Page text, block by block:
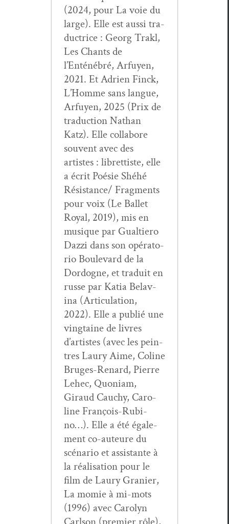
(2024, pour La voie du
large). Elle est aus­si tra­
duc­trice : Georg Trakl,
Les Chants de
l’Enténébré, Arfuyen,
2021. Et Adrien Finck,
L’Homme sans langue,
Arfuyen, 2025 (Prix de
tra­duc­tion Nathan
Katz). Elle col­la­bore
sou­vent avec des
artistes : libret­tiste, elle
a écrit Poésie Shéhé
Résistance/ Frag­ments
pour voix (Le Bal­let
Roy­al, 2019), mis en
musique par Gualtiero
Dazzi dans son opéra­to­
rio Boule­vard de la
Dor­dogne, et traduit en
russe par Katia Belav­
ina (Artic­u­la­tion,
2022). Elle a pub­lié une
ving­taine de livres
d’artistes (avec les pein­
tres Lau­ry Aime, Col­ine
Bruges-Renard, Pierre
Lehec, Quo­ni­am,
Giraud Cauchy, Car­o­
line François-Rubi­
no…). Elle a été égale­
ment co-auteure du
scé­nario et assis­tante à
la réal­i­sa­tion pour le
film de Lau­ry Granier,
La momie à mi-mots
(1996) avec Car­olyn